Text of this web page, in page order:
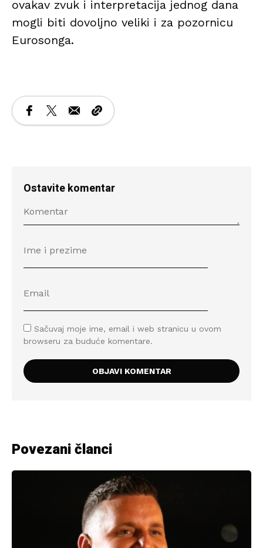
ovakav zvuk i interpretacija jednog dana
mogli biti dovoljno veliki i za pozornicu
Eurosonga.
Ostavite komentar
Sačuvaj moje ime, email i web stranicu u ovom
browseru za buduće komentare.
Povezani članci